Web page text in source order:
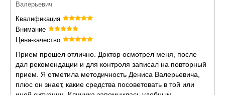
Валерьевич
Квалификация
Внимание
Цена-качество
Прием прошел отлично. Доктор осмотрел меня, после
дал рекомендации и для контроля записал на повторный
прием. Я отметила методичность Дениса Валерьевича,
плюс он знает, какие средства посоветовать в той или